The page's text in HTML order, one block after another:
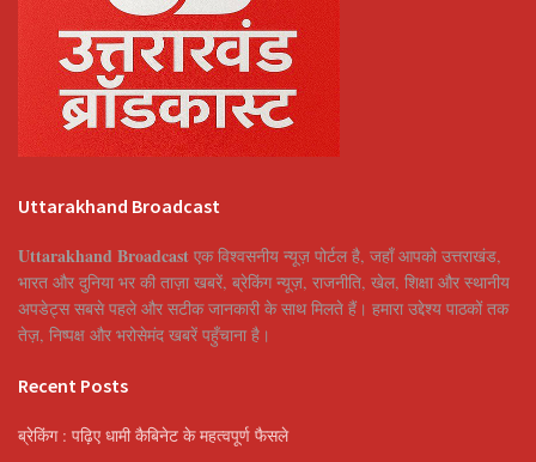
Uttarakhand Broadcast
Uttarakhand Broadcast एक विश्वसनीय न्यूज़ पोर्टल है, जहाँ आपको उत्तराखंड,
भारत और दुनिया भर की ताज़ा खबरें, ब्रेकिंग न्यूज़, राजनीति, खेल, शिक्षा और स्थानीय
अपडेट्स सबसे पहले और सटीक जानकारी के साथ मिलते हैं। हमारा उद्देश्य पाठकों तक
तेज़, निष्पक्ष और भरोसेमंद खबरें पहुँचाना है।
Recent Posts
ब्रेकिंग : पढ़िए धामी कैबिनेट के महत्वपूर्ण फैसले